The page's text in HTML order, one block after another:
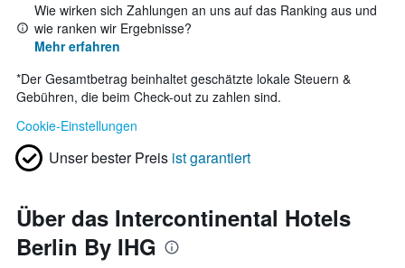
Wie wirken sich Zahlungen an uns auf das Ranking aus und
wie ranken wir Ergebnisse?
Mehr erfahren
*Der Gesamtbetrag beinhaltet geschätzte lokale Steuern &
Gebühren, die beim Check-out zu zahlen sind.
Cookie-Einstellungen
Unser bester Preis ist garantiert
Über das Intercontinental Hotels
Berlin By IHG